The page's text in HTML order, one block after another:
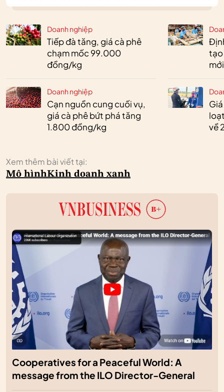
Doanh nghiệp
Tiếp đà tăng, giá cà phê
chạm mốc 99.000
đồng/kg
Doanh nghiệp
Cạn nguồn cung cuối vụ,
giá cà phê bứt phá tăng
1.800 đồng/kg
tạo
về
Xem thêm bài viết tại:
Mô hìnhKinh doanh xanh
Cooperatives for a Peaceful World: A
message from the ILO Director-General